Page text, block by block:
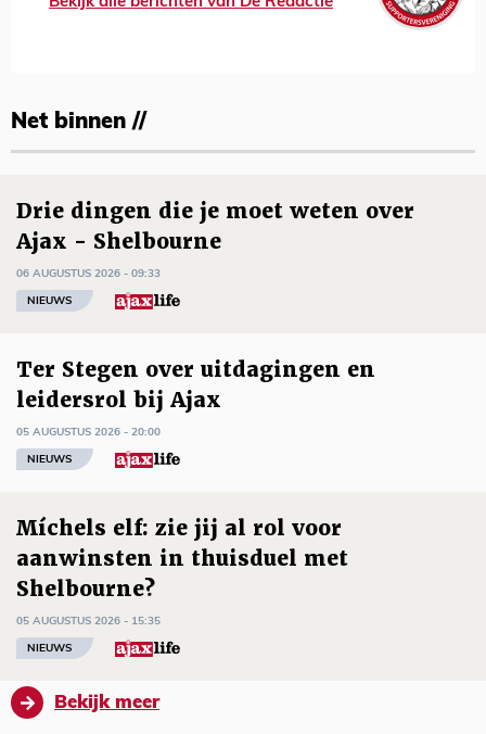
Net binnen //
Drie dingen die je moet weten over
Ajax - Shelbourne
06 AUGUSTUS 2026 - 09:33
NIEUWS
Ter Stegen over uitdagingen en
leidersrol bij Ajax
05 AUGUSTUS 2026 - 20:00
NIEUWS
Míchels elf: zie jij al rol voor
aanwinsten in thuisduel met
Shelbourne?
05 AUGUSTUS 2026 - 15:35
NIEUWS
Bekijk meer